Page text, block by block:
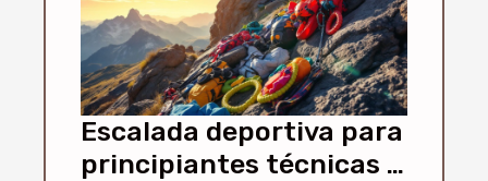
Escalada deportiva para
principiantes técnicas y